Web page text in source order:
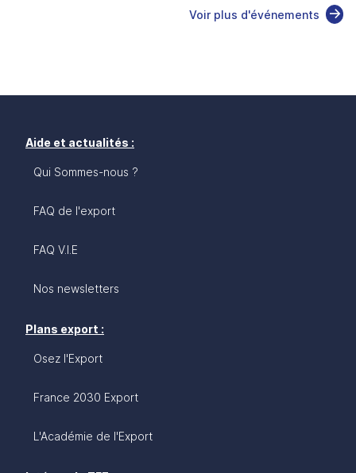
Voir plus d'événements
Aide et actualités :
Qui Sommes-nous ?
FAQ de l'export
FAQ V.I.E
Nos newsletters
Plans export :
Osez l'Export
France 2030 Export
L'Académie de l'Export